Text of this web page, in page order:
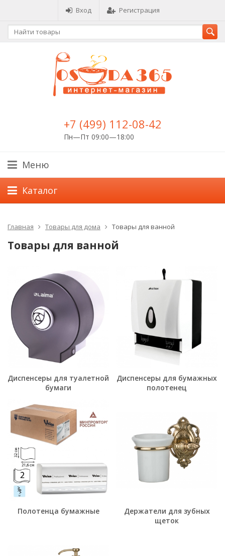
Вход Регистрация
+7 (499) 112-08-42
Пн—Пт 09:00—18:00
Меню
Каталог
Главная Товары для дома Товары для ванной
Товары для ванной
Диспенсеры для туалетной
бумаги
Диспенсеры для бумажных
полотенец
Полотенца бумажные
Держатели для зубных
щеток